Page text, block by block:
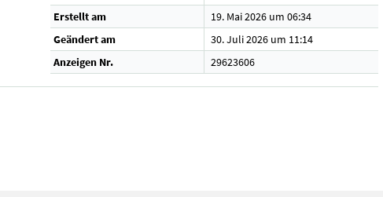
Erstellt am
19. Mai 2026 um 06:34
Geändert am
30. Juli 2026 um 11:14
Anzeigen Nr.
29623606